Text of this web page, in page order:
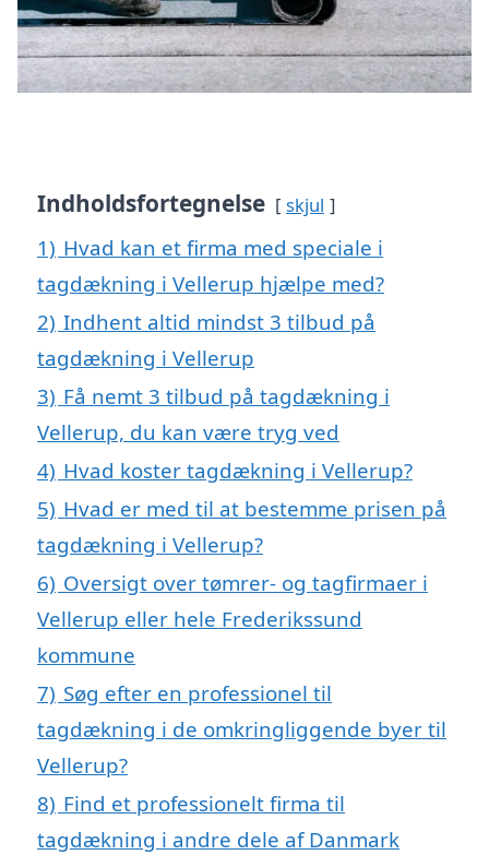
Indholdsfortegnelse skjul
1) Hvad kan et firma med speciale i
tagdækning i Vellerup hjælpe med?
2) Indhent altid mindst 3 tilbud på
tagdækning i Vellerup
3) Få nemt 3 tilbud på tagdækning i
Vellerup, du kan være tryg ved
4) Hvad koster tagdækning i Vellerup?
5) Hvad er med til at bestemme prisen på
tagdækning i Vellerup?
6) Oversigt over tømrer- og tagfirmaer i
Vellerup eller hele Frederikssund
kommune
7) Søg efter en professionel til
tagdækning i de omkringliggende byer til
Vellerup?
8) Find et professionelt firma til
tagdækning i andre dele af Danmark